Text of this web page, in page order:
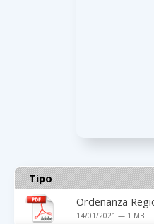
Tipo
Ordenanza
14/01/2021 — 1 MB